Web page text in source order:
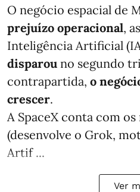
O negócio espacial de
prejuízo operacional,
Inteligência Artificial
disparou no segundo
contrapartida, o
crescer.
A SpaceX conta com
(desenvolve o Grok,
Artif ...
Ver